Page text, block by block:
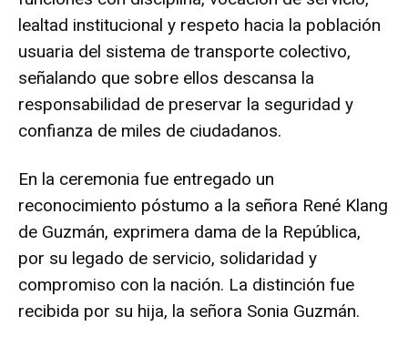
lealtad institucional y respeto hacia la población
usuaria del sistema de transporte colectivo,
señalando que sobre ellos descansa la
responsabilidad de preservar la seguridad y
confianza de miles de ciudadanos.
En la ceremonia fue entregado un
reconocimiento póstumo a la señora René Klang
de Guzmán, exprimera dama de la República,
por su legado de servicio, solidaridad y
compromiso con la nación. La distinción fue
recibida por su hija, la señora Sonia Guzmán.